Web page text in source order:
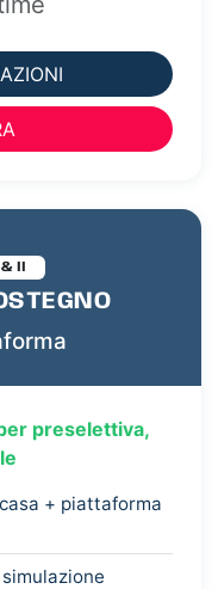
II
preselettiva,
+ piattaforma